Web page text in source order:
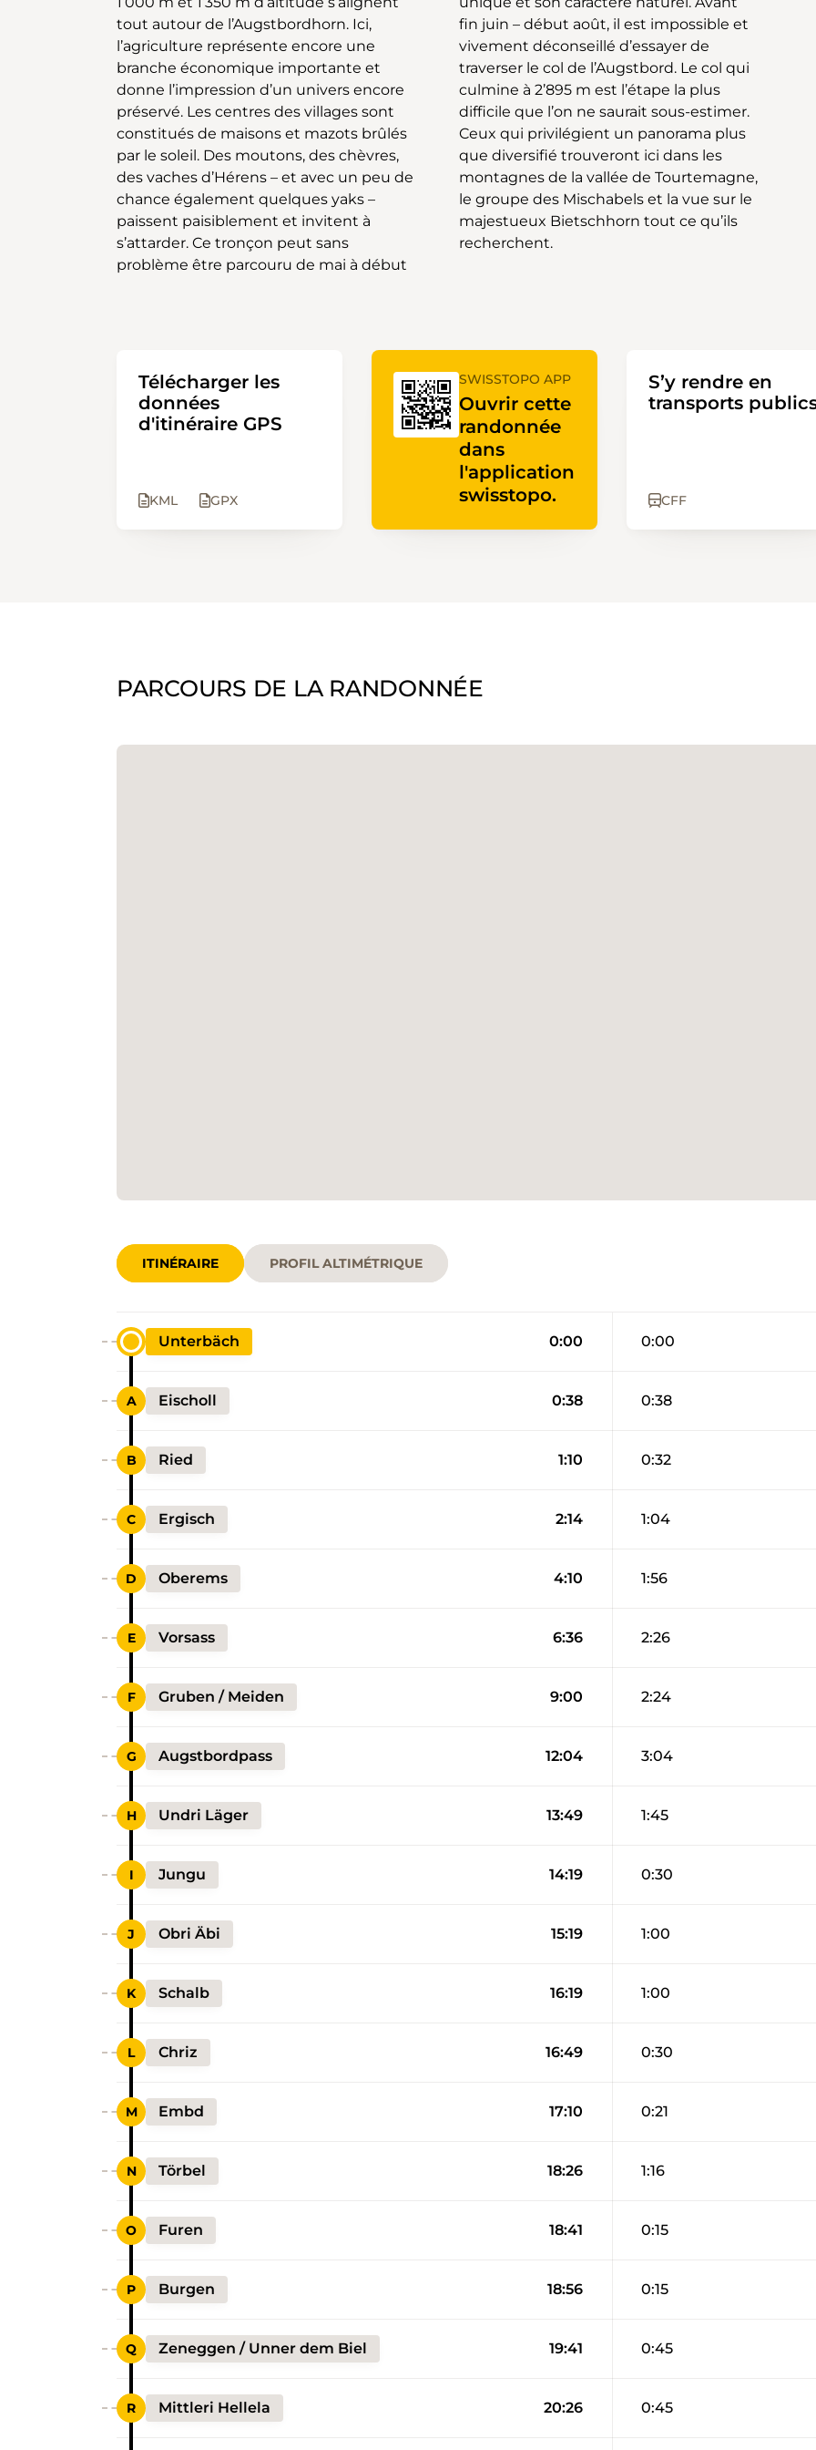
tout autour de l’Augstbordhorn. Ici,
l’agriculture représente encore une
branche économique importante et
donne l’impression d’un univers encore
préservé. Les centres des villages sont
constitués de maisons et mazots brûlés
par le soleil. Des moutons, des chèvres,
des vaches d’Hérens – et avec un peu de
chance également quelques yaks –
paissent paisiblement et invitent à
s’attarder. Ce tronçon peut sans
problème être parcouru de mai à début
fin juin – début août, il est impossible et
vivement déconseillé d’essayer de
traverser le col de l’Augstbord. Le col qui
culmine à 2’895 m est l’étape la plus
difficile que l’on ne saurait sous-estimer.
Ceux qui privilégient un panorama plus
que diversifié trouveront ici dans les
montagnes de la vallée de Tourtemagne,
le groupe des Mischabels et la vue sur le
majestueux Bietschhorn tout ce qu’ils
recherchent.
Télécharger les
données
d'itinéraire GPS
KML GPX
SWISSTOPO APP
Ouvrir cette
randonnée
dans
l'application
swisstopo.
S’y rendre en
transports
CFF
PARCOURS DE LA RANDONNÉE
ITINÉRAIRE PROFIL ALTIMÉTRIQUE
Unterbäch 0:00 0:00
Eischoll 0:38 0:38
Ried 1:10 0:32
Ergisch 2:14 1:04
Oberems 4:10 1:56
Vorsass 6:36 2:26
Gruben / Meiden 9:00 2:24
Augstbordpass 12:04 3:04
Undri Läger 13:49 1:45
Jungu 14:19 0:30
Obri Äbi 15:19 1:00
Schalb 16:19 1:00
Chriz 16:49 0:30
Embd 17:10 0:21
Törbel 18:26 1:16
Furen 18:41 0:15
Burgen 18:56 0:15
Zeneggen / Unner dem Biel 19:41 0:45
Mittleri Hellela 20:26 0:45